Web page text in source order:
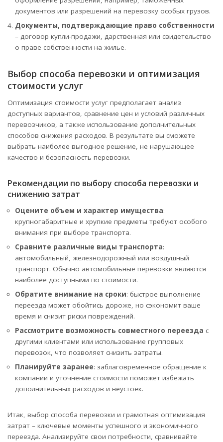
документов или разрешений на перевозку особых грузов.
Документы, подтверждающие право собственности
– договор купли-продажи, дарственная или свидетельство
о праве собственности на жилье.
Выбор способа перевозки и оптимизация
стоимости услуг
Оптимизация стоимости услуг предполагает анализ
доступных вариантов, сравнение цен и условий различных
перевозчиков, а также использование дополнительных
способов снижения расходов. В результате вы сможете
выбрать наиболее выгодное решение, не нарушающее
качество и безопасность перевозки.
Рекомендации по выбору способа перевозки и
снижению затрат
Оцените объем и характер имущества:
крупногабаритные и хрупкие предметы требуют особого
внимания при выборе транспорта.
Сравните различные виды транспорта:
автомобильный, железнодорожный или воздушный
транспорт. Обычно автомобильные перевозки являются
наиболее доступными по стоимости.
Обратите внимание на сроки: быстрое выполнение
переезда может обойтись дороже, но сэкономит ваше
время и снизит риски повреждений.
Рассмотрите возможность совместного переезда с
другими клиентами или использование групповых
перевозок, что позволяет снизить затраты.
Планируйте заранее: заблаговременное обращение к
компании и уточнение стоимости поможет избежать
дополнительныx расходов и неустоек.
Итак, выбор способа перевозки и грамотная оптимизация
затрат – ключевые моменты успешного и экономичного
переезда. Анализируйте свои потребности, сравнивайте